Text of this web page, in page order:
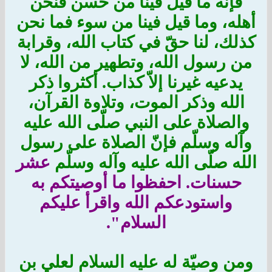
أهله، وما قيل فينا من سوء فما نحن
كذلك، لنا حقّ في كتاب الله، وقرابة
من رسول الله، وتطهير من الله، لا
يدعيه غيرنا إلاّ كذاب. أكثروا ذكر
الله وذكر الموت، وتلاوة القرآن،
والصلاة على النبي صلّى الله عليه
وآله وسلّم فإنّ الصلاة على رسول
الله صلّى الله عليه وآله وسلّم عشر
حسنات. احفظوا ما أوصيتكم به
واستودعكم الله واقرأ عليكم
السلام".
ومن وصيّة له عليه السلام لعلي بن